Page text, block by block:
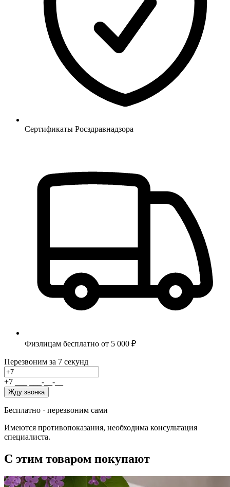
Сертификаты Росздравнадзора
Физлицам бесплатно от 5 000 ₽
Перезвоним за 7 секунд
+7 - -
Жду звонка
Бесплатно · перезвоним сами
Имеются противопоказания, необходима консультация
специалиста.
С этим товаром покупают